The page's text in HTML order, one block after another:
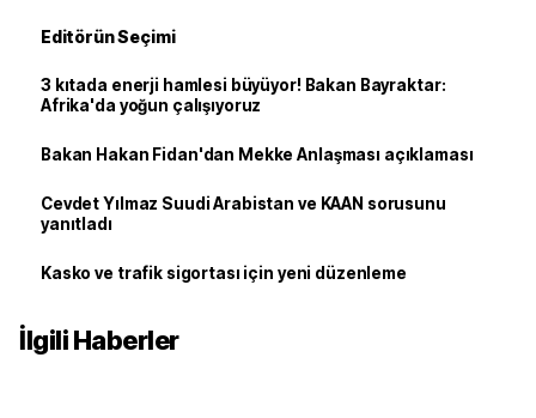
Editörün Seçimi
3 kıtada enerji hamlesi büyüyor! Bakan Bayraktar:
Afrika'da yoğun çalışıyoruz
Bakan Hakan Fidan'dan Mekke Anlaşması açıklaması
Cevdet Yılmaz Suudi Arabistan ve KAAN sorusunu
yanıtladı
Kasko ve trafik sigortası için yeni düzenleme
İlgili Haberler